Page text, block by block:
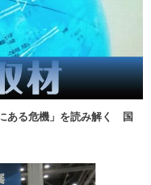
ある危機」を読み解く 国